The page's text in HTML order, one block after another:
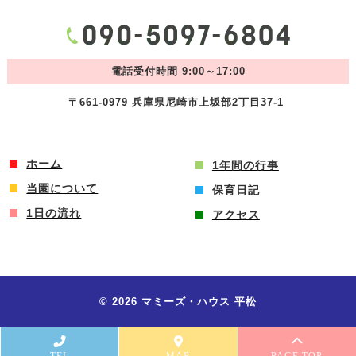
電話受付時間 9:00～17:00
〒661-0979 兵庫県尼崎市上坂部2丁目37-1
ホーム
当園について
1日の流れ
1年間の行事
保育日記
アクセス
© 2026 マミーズ・ハウス 平松